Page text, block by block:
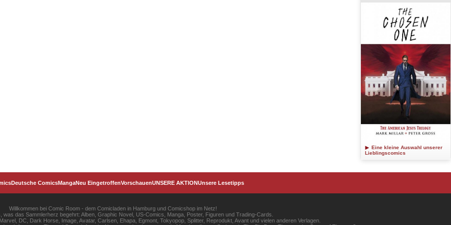
Eine kleine Auswahl unserer
Lieblingscomics
Deutsche ComicsMangaNeu EingetroffenVorschauenUNSERE AKTIONUnsere Lesetipps
Willkommen bei Comic Room - dem Comicladen in Hamburg und Comicshop im Netz!
was das Sammlerherz begehrt: Alben, Graphic Novel, US-Comics, Manga, Poster, Figuren und Trading-Cards.
DC, Dark Horse, Image, Avatar, Carlsen, Ehapa, Egmont, Tokyopop, Splitter, Reprodukt, Avant und vielen anderen Verlagen.